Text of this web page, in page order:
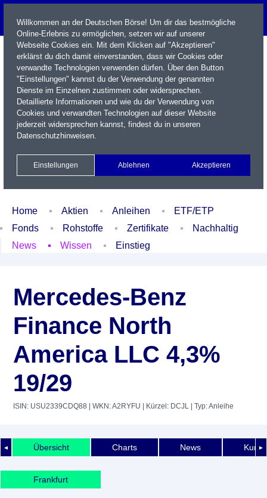
Name / WKN / ISIN / Kürzel
Xetra Realtime
Watchlist Portfolio Login
Home Aktien Anleihen
ETF/ETP
Fonds
Rohstoffe Zertifikate
Nachhaltig
News
Wissen Einstieg
Mercedes-Benz
Finance North
America LLC 4,3%
19/29
ISIN: USU2339CDQ88 | WKN: A2RYFU | Kürzel: DCJL | Typ: Anleihe
◄ ►
Übersicht Charts News
Frankfurt
Willkommen an der Deutschen Börse! Um dir das bestmögliche
Online-Erlebnis zu ermöglichen, setzen wir auf unserer
Webseite Cookies ein. Mit dem Klicken auf "Akzeptieren"
erklärst du dich damit einverstanden, dass wir Cookies oder
verwandte Technologien verwenden dürfen. Über den Button
"Einstellungen" kannst du der Verwendung der genannten
Dienste im Einzelnen zustimmen oder widersprechen.
Detaillierte Informationen und wie du der Verwendung von
Cookies und verwandten Technologien auf dieser Website
jederzeit widersprechen kannst, findest du in unseren
Datenschutzhinweisen.
Einstellungen Ablehnen Akzeptieren